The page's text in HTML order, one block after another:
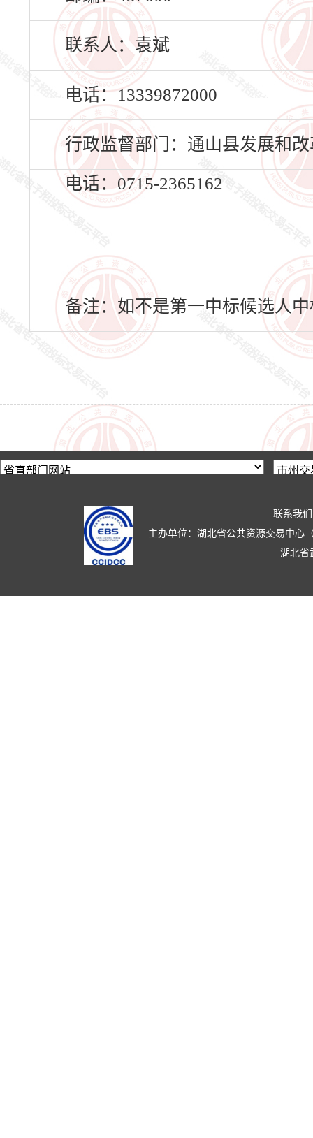
联系人：袁斌
电话：13339872000
行政监督部门：通山县发展和
电话：0715-2365162
备注：如不是第一中标候选人
联系我们
主办单位：湖北省公共资源交易中心
湖北省